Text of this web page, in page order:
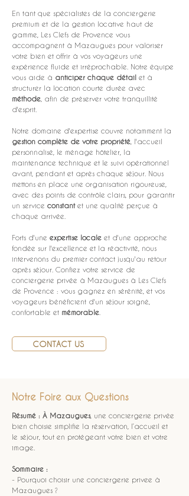
En tant que spécialistes de la conciergerie
premium et de la gestion locative haut de
gamme, Les Clefs de Provence vous
accompagnent à Mazaugues pour valoriser
votre bien et offrir à vos voyageurs une
expérience fluide et irréprochable. Notre équipe
vous aide à anticiper chaque détail et à
structurer la location courte durée avec
méthode , afin de préserver votre tranquillité
d'esprit.
Notre domaine d'expertise couvre notamment la
gestion complète de votre propriété , l'accueil
personnalisé, le ménage hôtelier, la
maintenance technique et le suivi opérationnel
avant, pendant et après chaque séjour. Nous
mettons en place une organisation rigoureuse,
avec des points de contrôle clairs, pour garantir
un service constant et une qualité perçue à
chaque arrivée.
Forts d'une expertise locale et d'une approche
fondée sur l'excellence et la réactivité, nous
intervenons du premier contact jusqu'au retour
après séjour. Confiez votre service de
conciergerie privée à Mazaugues à Les Clefs
de Provence : vous gagnez en sérénité, et vos
voyageurs bénéficient d'un séjour soigné,
confortable et mémorable
CONTACT US
Notre Foire aux Questions
Résumé : À Mazaugues, une conciergerie privée
bien choisie simplifie la réservation, l’accueil et
le séjour, tout en protégeant votre bien et votre
image.
Sommaire :
- Pourquoi choisir une conciergerie privee à
Mazaugues ?